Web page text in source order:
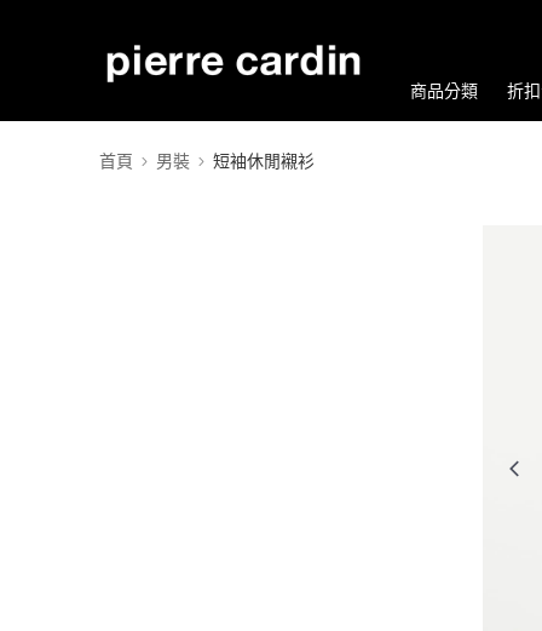
商品分類 折
首頁 男裝 短袖休閒襯衫